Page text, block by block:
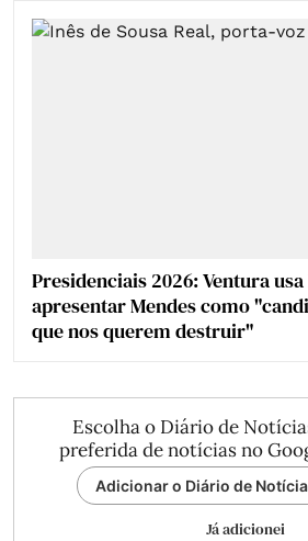
Presidenciais 2026: Ventura usa
apresentar Mendes como
que nos querem destruir"
Escolha o Diário de
preferida de notícias no
Adicionar o Diário de
Já adicionei